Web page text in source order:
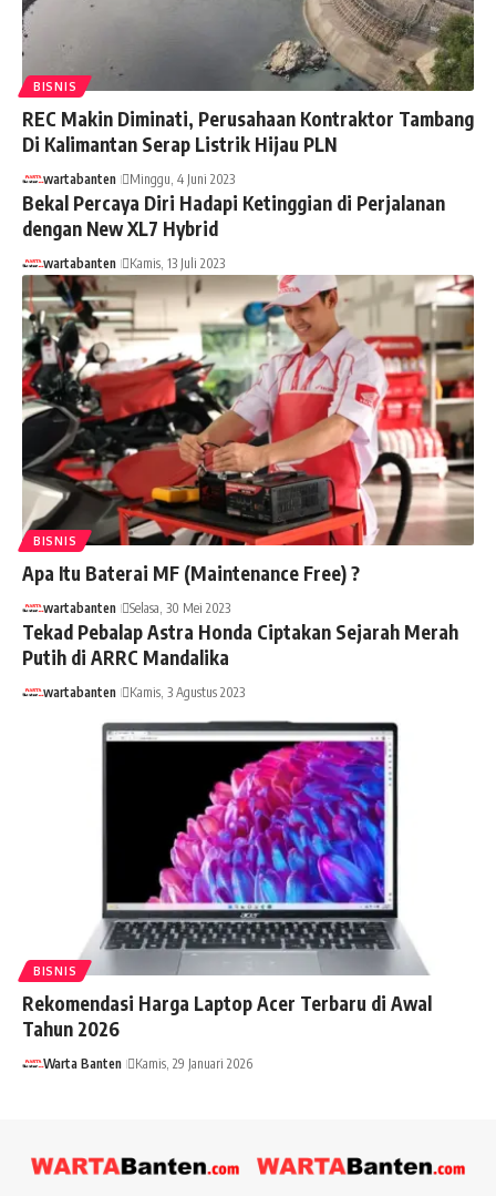
BISNIS
REC Makin Diminati, Perusahaan Kontraktor Tambang
Di Kalimantan Serap Listrik Hijau PLN
wartabanten Minggu, 4 Juni 2023
Bekal Percaya Diri Hadapi Ketinggian di Perjalanan
dengan New XL7 Hybrid
wartabanten Kamis, 13 Juli 2023
BISNIS
Apa Itu Baterai MF (Maintenance Free) ?
wartabanten Selasa, 30 Mei 2023
Tekad Pebalap Astra Honda Ciptakan Sejarah Merah
Putih di ARRC Mandalika
wartabanten Kamis, 3 Agustus 2023
BISNIS
Rekomendasi Harga Laptop Acer Terbaru di Awal
Tahun 2026
Warta Banten Kamis, 29 Januari 2026